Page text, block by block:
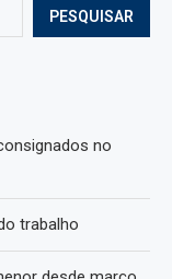
PESQUISAR
no
trabalho